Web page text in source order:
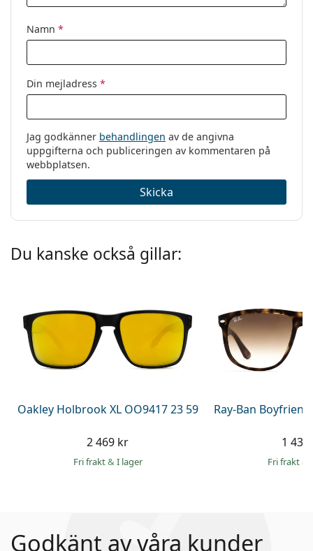
Namn *
Din mejladress *
Jag godkänner behandlingen av de angivna
uppgifterna och publiceringen av kommentaren på
webbplatsen.
Skicka
Du kanske också gillar:
Oakley Holbrook XL OO9417 23 59
2 469 kr
Fri frakt& I lager
Ray-Ban
1
Fri frakt&
Godkänt av våra kunder